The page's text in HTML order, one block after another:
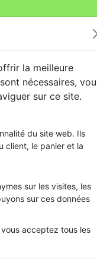
Je
Suisse
biblique
dessinées
Relation d'aide
actuels
de la foi
Relation d'aide
jeunes
hop
Adoration
Métal
fiction
écouteurs et
audio -
solaire - livré
la meilleure
nécessaires,
sur ce site.
du site web. Ils
client, le panier et la
sur les visites, les
sur ces données
acceptez tous les